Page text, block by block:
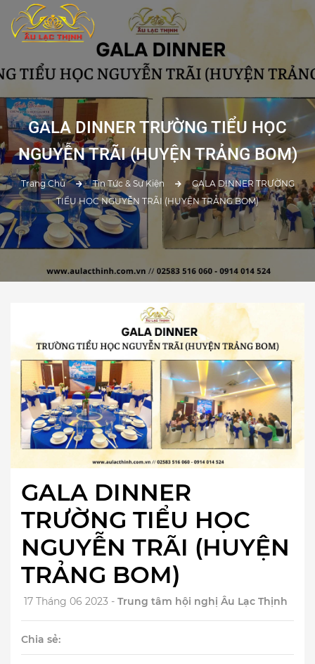
GALA DINNER TRƯỜNG TIỂU HỌC
NGUYỄN TRÃI (HUYỆN TRẢNG BOM)
Trang Chủ Tin Tức & Sự Kiện
GALA DINNER TRƯỜNG
TIỂU HỌC NGUYỄN TRÃI (HUYỆN TRẢNG BOM)
GALA DINNER
TRƯỜNG TIỂU HỌC
NGUYỄN TRÃI (HUYỆN
TRẢNG BOM)
17 Tháng 06 2023 - Trung tâm hội nghị Âu Lạc Thịnh
Chia sẻ: